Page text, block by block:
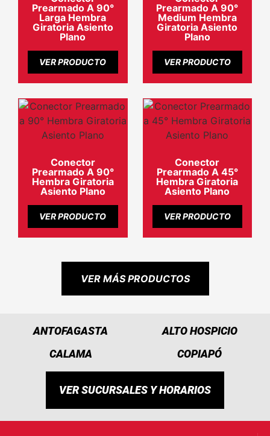
Prearmado A 90°
Larga Hembra
Giratoria Asiento
Plano
VER PRODUCTO
Prearmado A 90°
Medium Hembra
Giratoria Asiento
Plano
VER PRODUCTO
Conector
Prearmado A 90°
Hembra Giratoria
Asiento Plano
VER PRODUCTO
Conector
Prearmado A 45°
Hembra Giratoria
Asiento Plano
VER PRODUCTO
VER MÁS PRODUCTOS
ANTOFAGASTA
ALTO HOSPICIO
CALAMA
COPIAPÓ
VER SUCURSALES Y HORARIOS